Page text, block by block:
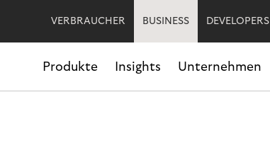
VERBRAUCHER BUSINESS DEVELOPERS
Produkte Insights Unternehmen